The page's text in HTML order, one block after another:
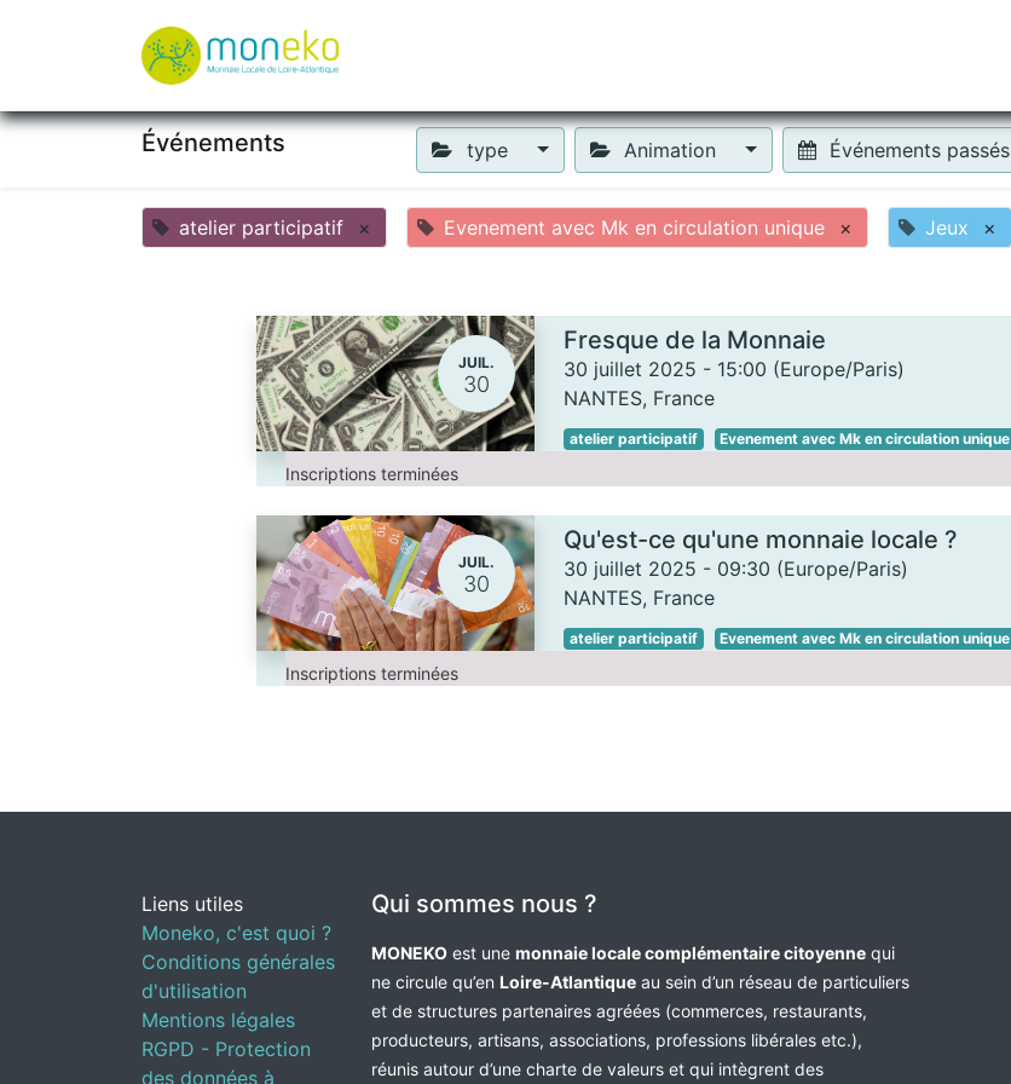
Événements type Animation Événements passés
atelier participatif × Evenement avec Mk en circulation unique × Jeux ×
JUIL.
30
Fresque de la Monnaie
30 juillet 2025 - 15:00 (Europe/Paris)
NANTES, France
atelier participatif Evenement avec Mk en circulation unique
Inscriptions terminées
JUIL.
30
Qu'est-ce qu'une monnaie locale ?
30 juillet 2025 - 09:30 (Europe/Paris)
NANTES, France
atelier participatif Evenement avec Mk en circulation unique
Inscriptions terminées
Liens utiles
Moneko, c'est quoi ?
Conditions générales
d'utilisation
Mentions légales
RGPD - Protection
des données à
Qui sommes nous ?
MONEKO est une monnaie locale complémentaire citoyenne qui
ne circule qu’en Loire-Atlantique au sein d’un réseau de particuliers
et de structures partenaires agréées (commerces, restaurants,
producteurs, artisans, associations, professions libérales etc.),
réunis autour d’une charte de valeurs et qui intègrent des